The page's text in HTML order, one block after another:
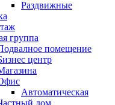
Раздвижные
группа
помещение
центр
Автоматическая
дом